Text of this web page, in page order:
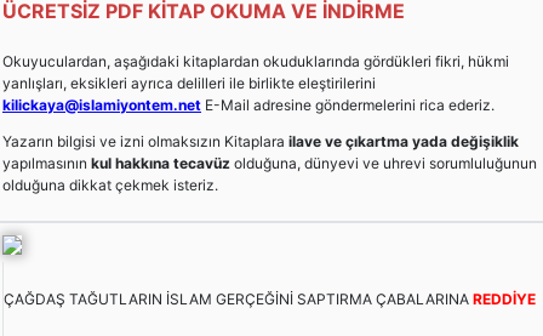
ÜCRETSİZ PDF KİTAP OKUMA VE İNDİRME
Okuyuculardan, aşağıdaki kitaplardan okuduklarında gördükleri fikri, hükmi
yanlışları, eksikleri ayrıca delilleri ile birlikte eleştirilerini
kilickaya@islamiyontem.net E-Mail adresine göndermelerini rica ederiz.
Yazarın bilgisi ve izni olmaksızın Kitaplara ilave ve çıkartma yada değişiklik
yapılmasının kul hakkına tecavüz olduğuna, dünyevi ve uhrevi sorumluluğunun
olduğuna dikkat çekmek isteriz.
ÇAĞDAŞ TAĞUTLARIN İSLAM GERÇEĞİNİ SAPTIRMA ÇABALARINA REDDİYE